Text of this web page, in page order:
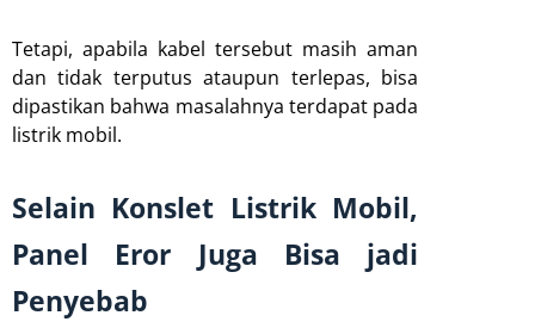
Tetapi, apabila kabel tersebut masih aman
dan tidak terputus ataupun terlepas, bisa
dipastikan bahwa masalahnya terdapat pada
listrik mobil.
Selain Konslet Listrik Mobil,
Panel Eror Juga Bisa jadi
Penyebab